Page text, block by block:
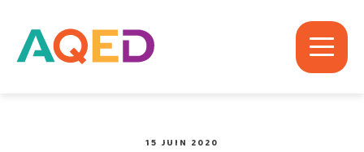
15 JUIN 2020